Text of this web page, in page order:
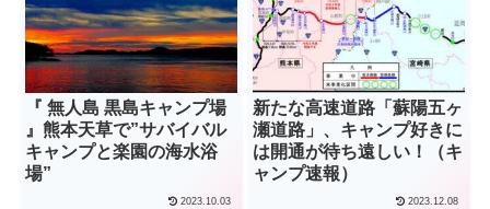
『 無人島 黒島キャンプ場
』熊本天草で”サバイバル
キャンプと楽園の海水浴
場”
2023.10.03
新たな高速道路「蘇陽五ヶ
瀬道路」、キャンプ好きに
は開通が待ち遠しい！（キ
ャンプ速報）
2023.12.08